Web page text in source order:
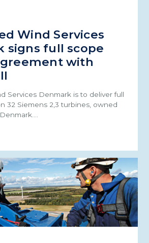
Wind Services
signs full scope
with
Services Denmark is to deliver full
32 Siemens 2,3 turbines, owned